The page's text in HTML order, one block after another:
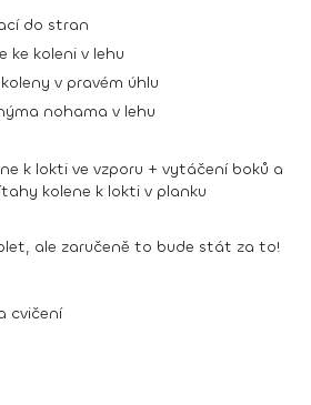
do stran
ke koleni v lehu
v pravém úhlu
nohama v lehu
k lokti ve vzporu + vytáčení boků a
kolene k lokti v planku
ale zaručeně to bude stát za to!
cvičení